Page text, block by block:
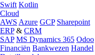
Swift Kotlin
Cloud
AWS Azure GCP Sharepoint
ERP& CRM
SAP MS Dynamics 365 Odoo
Financiën Bankwezen Handel